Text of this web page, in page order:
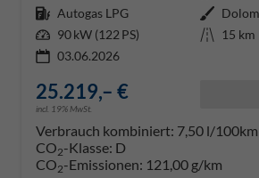
Kraftstoff Autogas LPG Außenfarbe
Leistung 90 kW (122 PS) Kilometerstand 15 km
03.06.2026
25.219,– €
incl. 19% MwSt.
Verbrauch kombiniert: 7,50 l/100km
CO2-Klasse: D
CO2-Emissionen: 121,00 g/km